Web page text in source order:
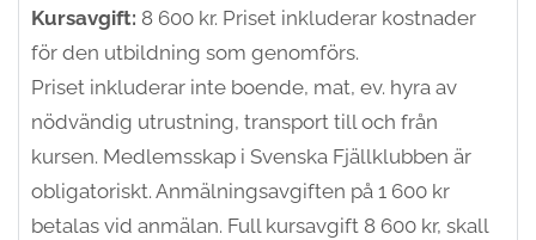
Kursavgift: 8 600 kr. Priset inkluderar kostnader
för den utbildning som genomförs.
Priset inkluderar inte boende, mat, ev. hyra av
nödvändig utrustning, transport till och från
kursen. Medlemsskap i Svenska Fjällklubben är
obligatoriskt. Anmälningsavgiften på 1 600 kr
betalas vid anmälan. Full kursavgift 8 600 kr, skall